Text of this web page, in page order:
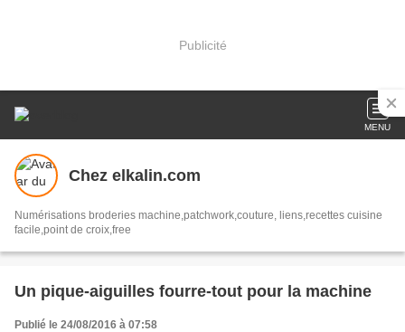
Publicité
MENU
Chez elkalin.com
Numérisations broderies machine,patchwork,couture, liens,recettes cuisine
facile,point de croix,free
Un pique-aiguilles fourre-tout pour la machine
Publié le 24/08/2016 à 07:58